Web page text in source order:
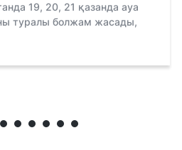
19, 20, 21 қазанда ауа
туралы болжам жасады,